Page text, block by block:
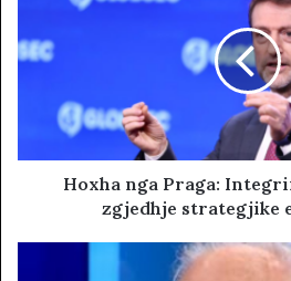
Hoxha nga Praga:
zgjedhje strategjike